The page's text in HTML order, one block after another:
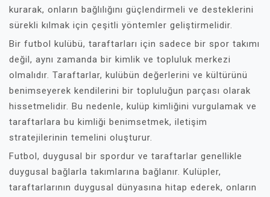
kurarak, onların bağlılığını güçlendirmeli ve desteklerini
sürekli kılmak için çeşitli yöntemler geliştirmelidir.
Bir futbol kulübü, taraftarları için sadece bir spor takımı
değil, aynı zamanda bir kimlik ve topluluk merkezi
olmalıdır. Taraftarlar, kulübün değerlerini ve kültürünü
benimseyerek kendilerini bir topluluğun parçası olarak
hissetmelidir. Bu nedenle, kulüp kimliğini vurgulamak ve
taraftarlara bu kimliği benimsetmek, iletişim
stratejilerinin temelini oluşturur.
Futbol, duygusal bir spordur ve taraftarlar genellikle
duygusal bağlarla takımlarına bağlanır. Kulüpler,
taraftarlarının duygusal dünyasına hitap ederek, onların